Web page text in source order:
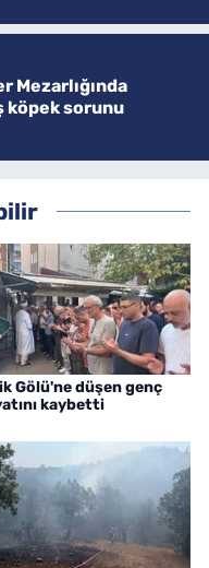
Mezarlığında
köpek sorunu
Gölü'ne düşen genç
kaybetti